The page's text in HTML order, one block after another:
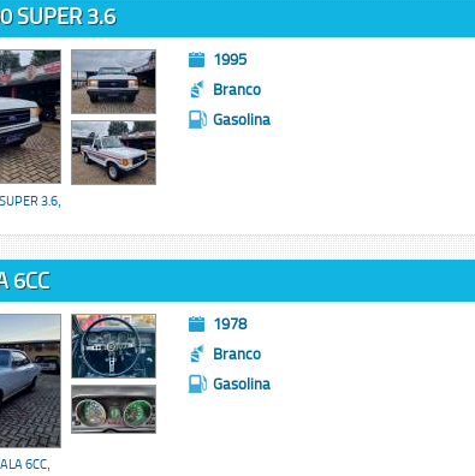
SUPER 3.6
1995
Branco
Gasolina
3.6
6CC
1978
Branco
Gasolina
6CC